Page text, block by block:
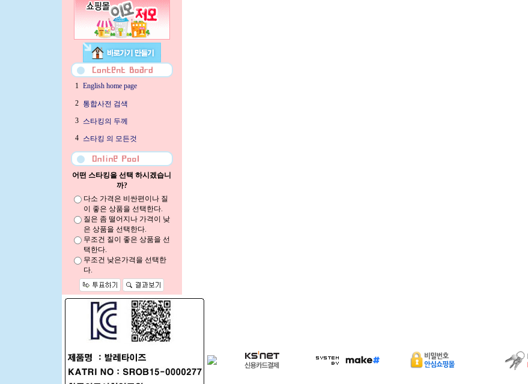
1 English home page
2
통합사전 검색
3
스타킹의 두께
4
스타킹 의 모든것
어떤 스타킹을 선택 하시겠습니
까?
다소 가격은 비싼편이나 질
이 좋은 상품을 선택한다.
질은 좀 떨어지나 가격이 낮
은 상품을 선택한다.
무조건 질이 좋은 상품을 선
택한다.
무조건 낮은가격을 선택한
다.